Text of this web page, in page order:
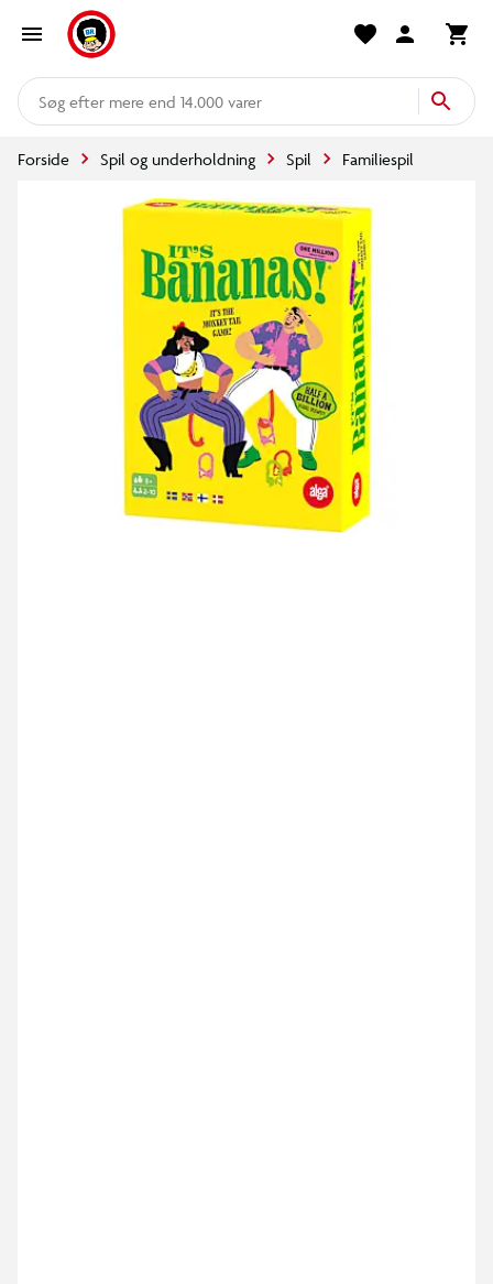
mere end 14.000 varer
Forside Spil og underholdning Spil Familiespil